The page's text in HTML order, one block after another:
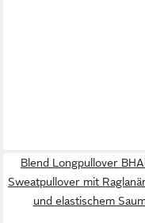
Blend Longpullover
Sweatpullover mit
und elastischem